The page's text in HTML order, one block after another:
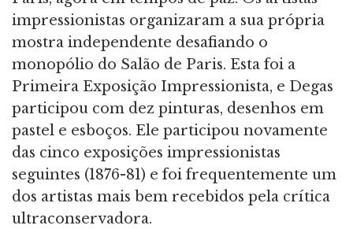
impressionistas organizaram a sua própria
mostra independente desafiando o
monopólio do Salão de Paris. Esta foi a
Primeira Exposição Impressionista, e Degas
participou com dez pinturas, desenhos em
pastel e esboços. Ele participou novamente
das cinco exposições impressionistas
seguintes (1876-81) e foi frequentemente um
dos artistas mais bem recebidos pela crítica
ultraconservadora.